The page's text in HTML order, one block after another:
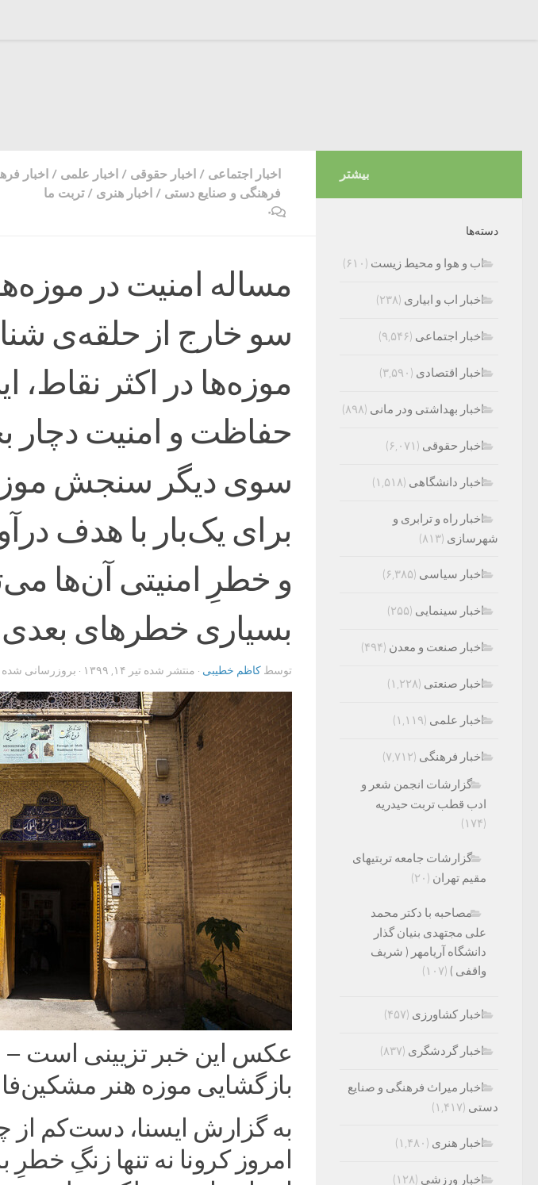
اخبار اجتماعی / اخبار حقوقی / اخبار علمی / اخبار
فرهنگی و صنایع دستی / اخبار هنری / تربت ما
۰
مساله امنیت در
سو خارج از حلقه‌ی
موزه‌ها در اکثر نقاط،
حفاظت و امنیت دچار
سوی دیگر سنجش
برای یک‌بار با هدف
و خطرِ امنیتی آن‌ها
بسیاری خطرهای
توسط کاظم خطیبی · منتشر شده تیر ۱۴, ۱۳۹۹ · بروزرسانی شده
عکس این خبر تزیینی است –
بازگشایی موزه هنر
به گزارش ایسنا، دست‌کم از
امروز کرونا نه تنها زنگِ
بیشتر
دسته‌ها
اب و هوا و محیط زیست (۶۱۰)
اخبار اب و ابیاری (۲۳۸)
اخبار اجتماعی (۹,۵۴۶)
اخبار اقتصادی (۳,۵۹۰)
اخبار بهداشتی ودر مانی (۸۹۸)
اخبار حقوقی (۶,۰۷۱)
اخبار دانشگاهی (۱,۵۱۸)
اخبار راه و ترابری و
شهرسازی (۸۱۳)
اخبار سیاسی (۶,۳۸۵)
اخبار سینمایی (۲۵۵)
اخبار صنعت و معدن (۴۹۴)
اخبار صنعتی (۱,۲۲۸)
اخبار علمی (۱,۱۱۹)
اخبار فرهنگی (۷,۷۱۲)
گزارشات انجمن شعر و
ادب قطب تربت حیدریه
(۱۷۴)
گزارشات جامعه تربتیهای
مقیم تهران (۲۰)
مصاحبه با دکتر محمد
علی مجتهدی بنیان گذار
دانشگاه آریامهر ( شریف
واقفی ) (۱۰۷)
اخبار کشاورزی (۴۵۷)
اخبار گردشگری (۸۳۷)
اخبار میراث فرهنگی و صنایع
دستی (۱,۴۱۷)
اخبار هنری (۱,۴۸۰)
اخبار ورزشی (۱۲۸)